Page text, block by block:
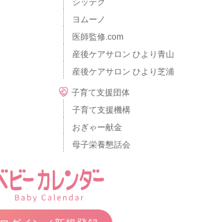
シッテク
ヨムーノ
医師監修.com
産後ケアサロン ひより青山
産後ケアサロン ひより芝浦
子育て支援団体
子育て支援機構
おぎゃー献金
母子栄養懇話会